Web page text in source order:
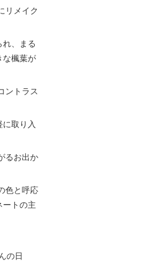
リメイク
、まる
な楓葉が
ントラス
取り入
るお出か
色と呼応
ートの主
の日